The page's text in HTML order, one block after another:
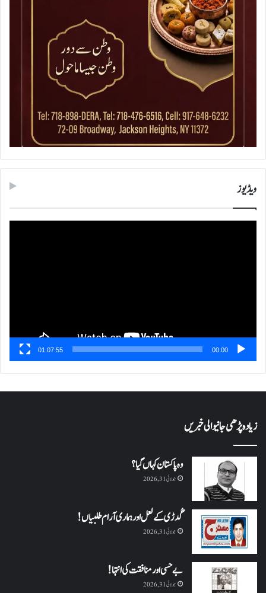
ویڈیوز
00:00
01:07:55
زیادہ پڑھی جانیوالی خبریں
وہ پاکستان کہاں گیا؟
جولائی 31, 2026
گُدڑی کے لعل اور ہماری آرام طلبیاں!
جولائی 31, 2026
بے حسی اور منافقت کی انتہا !
جولائی 31, 2026